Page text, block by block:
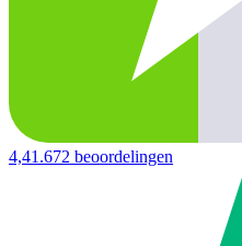
4,41.672 beoordelingen